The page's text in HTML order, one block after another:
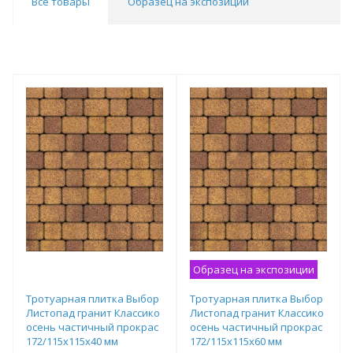
Тротуарная плитка Выбор
Листопад гранит Классико
осень частичный прокрас
172/115х115х40 мм
Образец на экспозиции
Тротуарная плитка Выбор
Листопад гранит Классико
осень частичный прокрас
172/115х115х60 мм